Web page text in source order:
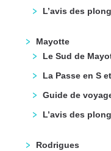
L’avis des
Mayotte
Le Sud de
La Passe en S
Guide de
L’avis des
Rodrigues